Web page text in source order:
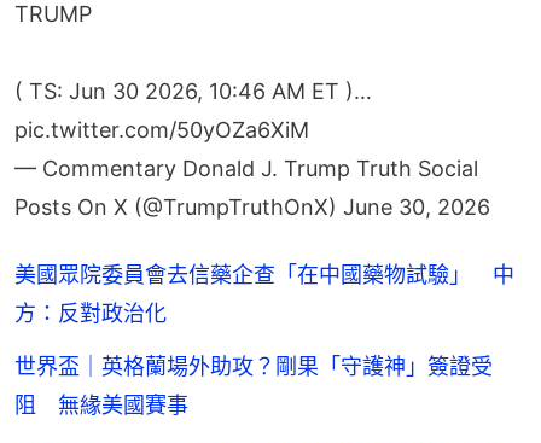
TRUMP
( TS: Jun 30 2026, 10:46 AM ET )​​​‍​​‌‍​​‌‍​​​​​​​‌‍​​​​​​​​​‌‍​​​​‌‍​​​​​​​​​​‌‍​​​​​​‌‍​​​​​​​​​​‌‍…
pic.twitter.com/50yOZa6XiM
— Commentary Donald J. Trump Truth Social
Posts On X (@TrumpTruthOnX) June 30, 2026
美國眾院委員會去信藥企查「在中國藥物試驗」 中
方：反對政治化
世界盃｜英格蘭場外助攻？剛果「守護神」簽證受
阻 無緣美國賽事